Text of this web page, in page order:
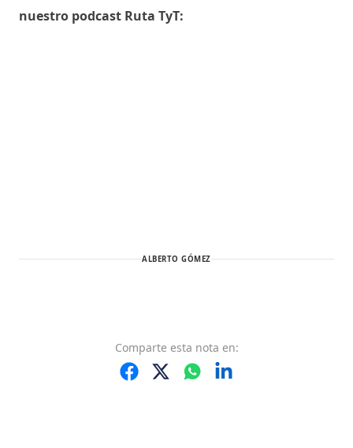
nuestro podcast Ruta TyT:
ALBERTO GÓMEZ
Comparte esta nota en: